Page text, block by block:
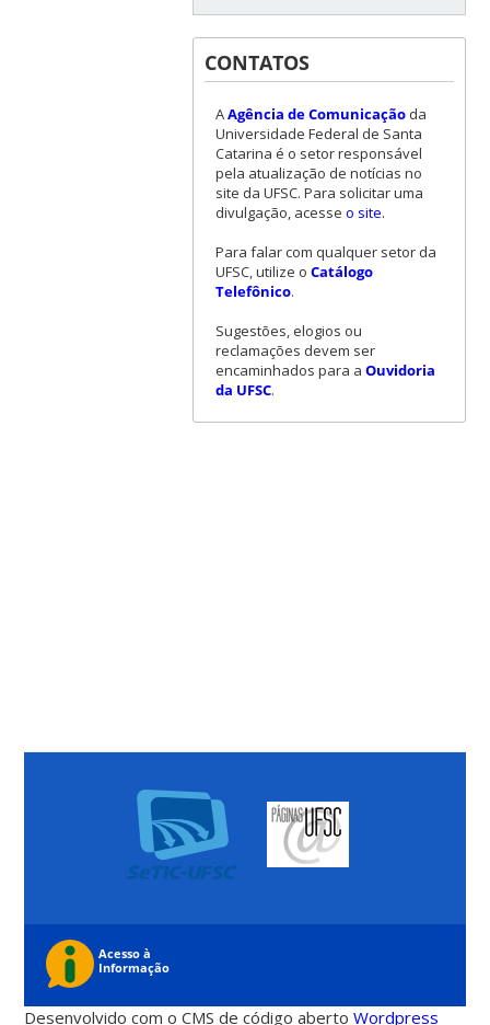
CONTATOS
AAgência de Comunicaçãoda
Universidade Federal de Santa
Catarina é o setor responsável
pela atualização de notícias no
site da UFSC. Para solicitar uma
divulgação, acesse o site.
Para falar com qualquer setor da
UFSC, utilize o Catálogo
Telefônico.
Sugestões, elogios ou
reclamações devem ser
encaminhados para a Ouvidoria
da UFSC.
Desenvolvido com o CMS de código abertoWordpress